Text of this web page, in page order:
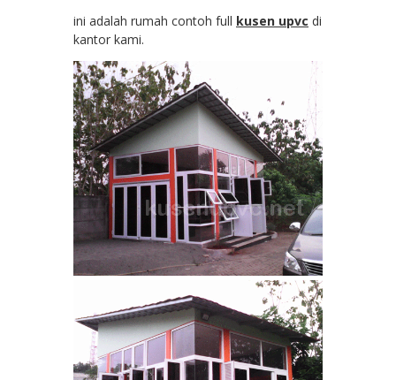
ini adalah rumah contoh full kusen upvc di
kantor kami.